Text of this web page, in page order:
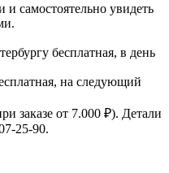
самостоятельно увидеть
бесплатная, в день
на следующий
заказе от 7.000 ₽). Детали
25-90.